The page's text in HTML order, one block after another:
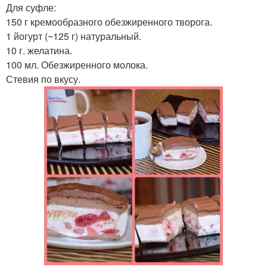
Для суфле:
150 г кремообразного обезжиренного творога.
1 йогурт (~125 г) натуральный.
10 г. желатина.
100 мл. Обезжиренного молока.
Стевия по вкусу.